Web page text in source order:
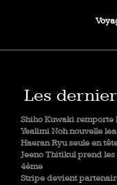
Les
Shiho Kuwaki remporte
Yealimi Noh nouvelle
Haeran Ryu seule en
Jeeno Thitikul prend les
4ème
Stripe devient